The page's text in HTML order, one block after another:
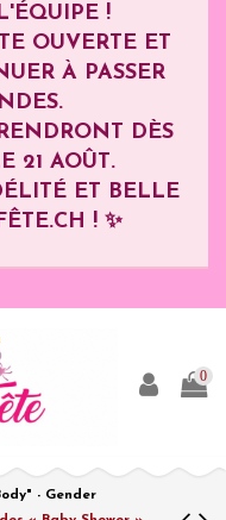
!
OUVERTE ET
À PASSER
DÈS
21 AOÛT.
ET BELLE
! ✨
0
- Gender